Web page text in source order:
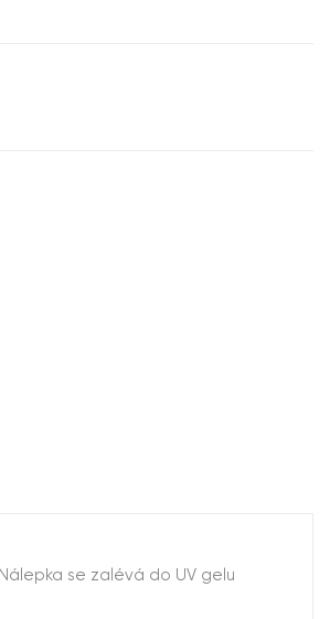
se zalévá do UV gelu